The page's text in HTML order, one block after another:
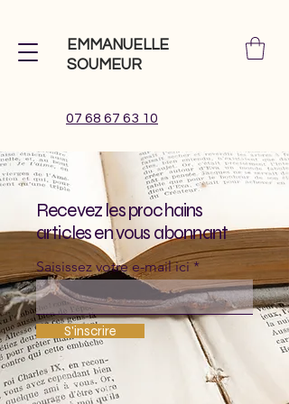
EMMANUELLE
SOUMEUR
07 68 67 63 10
Recevez les prochains
articles en vous abonnant
Saisissez votre e-mail ici
S'inscrire